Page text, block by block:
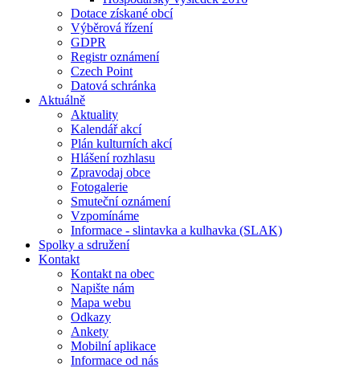
Dotace získané obcí
Výběrová řízení
GDPR
Registr oznámení
Czech Point
Datová schránka
Aktuálně
Aktuality
Kalendář akcí
Plán kulturních akcí
Hlášení rozhlasu
Zpravodaj obce
Fotogalerie
Smuteční oznámení
Vzpomínáme
Informace - slintavka a kulhavka (SLAK)
Spolky a sdružení
Kontakt
Kontakt na obec
Napište nám
Mapa webu
Odkazy
Ankety
Mobilní aplikace
Informace od nás